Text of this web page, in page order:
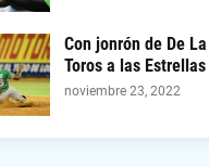
Con jonrón de De
Toros a las Estrellas
noviembre 23, 2022